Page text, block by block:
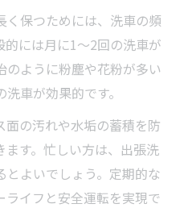
く保つためには、洗車の頻
には月に1～2回の洗車が
ように粉塵や花粉が多い
車が効果的です。
の汚れや水垢の蓄積を防
す。忙しい方は、出張洗
よいでしょう。定期的な
イフと安全運転を実現で